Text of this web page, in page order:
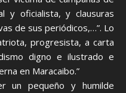
y oficialista, y clausuras
de sus periódicos,…”. Lo
progresista, a carta
digno e ilustrado e
en Maracaibo.”
un pequeño y humilde